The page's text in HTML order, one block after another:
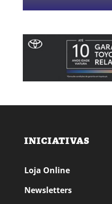
INICIATIVAS
Loja Online
Newsletters